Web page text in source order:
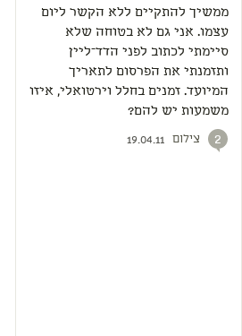
ממשיך להתקיים ללא הקשר ליום
עצמו. אני גם לא בטוחה שלא
סיימתי לכתוב לפני הדד־ליין
ותזמנתי את הפרסום לתאריך
המיועד. זמנים בחלל וירטואלי, איזו
משמעות יש להם?
2 צילום 19.04.11